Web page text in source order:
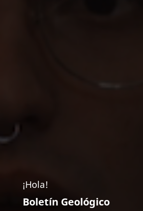
¡Hola!
Boletín Geológico